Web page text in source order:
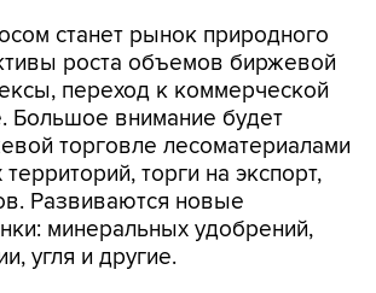
станет рынок природного
роста объемов биржевой
переход к коммерческой
Большое внимание будет
торговле лесоматериалами
торги на экспорт,
Развиваются новые
минеральных удобрений,
угля и другие.